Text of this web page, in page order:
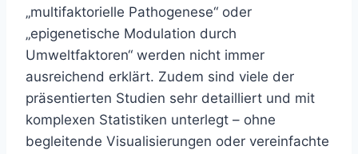
„multifaktorielle Pathogenese“ oder
„epigenetische Modulation durch
Umweltfaktoren“ werden nicht immer
ausreichend erklärt. Zudem sind viele der
präsentierten Studien sehr detailliert und mit
komplexen Statistiken unterlegt – ohne
begleitende Visualisierungen oder vereinfachte